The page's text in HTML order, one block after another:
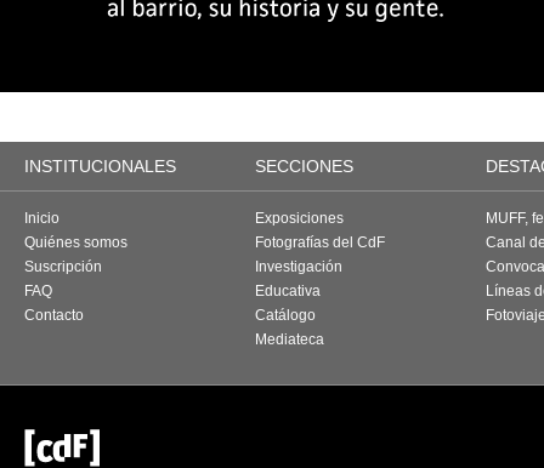
INSTITUCIONALES SECCIONES
Inicio
Quiénes somos
Suscripción
FAQ
Contacto
Exposiciones
Fotografías del CdF
Investigación
Educativa
Catálogo
Mediateca
MUFF,
Canal
Líneas